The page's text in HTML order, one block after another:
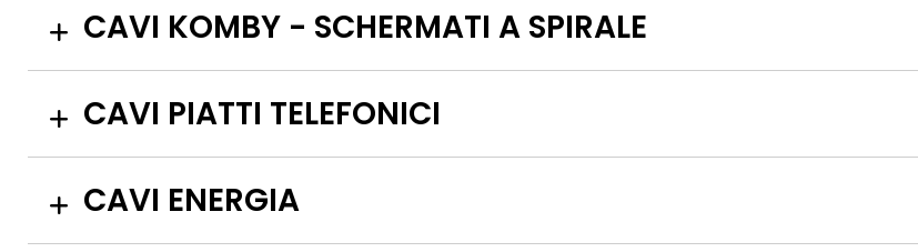
CAVI KOMBY - SCHERMATI A SPIRALE
CAVI PIATTI TELEFONICI
CAVI ENERGIA